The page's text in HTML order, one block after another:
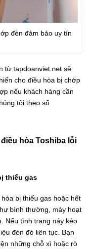
đèn đảm bảo uy tín
từ tapdoanviet.net sẽ
cho điều hòa bị chớp
nếu khách hàng cần
tôi theo số
hòa Toshiba lỗi
thiếu gas
bị thiếu gas hoặc hết
bình thường, máy hoạt
Nếu tình trạng náy kéo
đèn đỏ liên tục. Bạn
những chỗ xì hoặc rò